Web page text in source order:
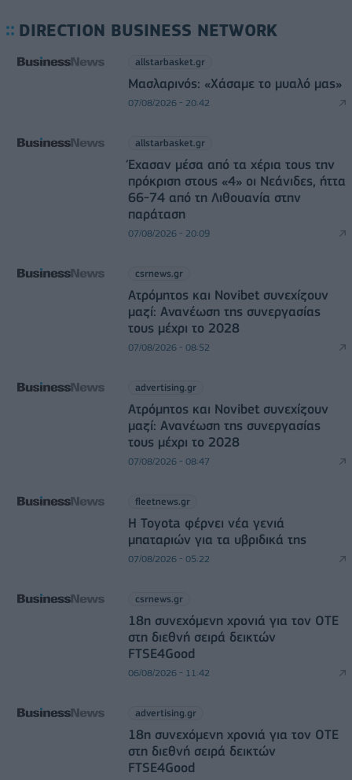
DIRECTION BUSINESS NETWORK
allstarbasket.gr
Μασλαρινός: «Χάσαμε το μυαλό μας»
07/08/2026 - 20:42
allstarbasket.gr
Έχασαν μέσα από τα χέρια τους την
πρόκριση στους «4» οι Νεάνιδες, ήττα
66-74 από τη Λιθουανία στην
παράταση
07/08/2026 - 20:09
csrnews.gr
Ατρόμητος και Novibet συνεχίζουν
μαζί: Ανανέωση της συνεργασίας
τους μέχρι το 2028
07/08/2026 - 08:52
advertising.gr
Ατρόμητος και Novibet συνεχίζουν
μαζί: Ανανέωση της συνεργασίας
τους μέχρι το 2028
07/08/2026 - 08:47
fleetnews.gr
Η Toyota φέρνει νέα γενιά
μπαταριών για τα υβριδικά της
07/08/2026 - 05:22
csrnews.gr
18η συνεχόμενη χρονιά για τον ΟΤΕ
στη διεθνή σειρά δεικτών
FTSE4Good
06/08/2026 - 11:42
advertising.gr
18η συνεχόμενη χρονιά για τον ΟΤΕ
στη διεθνή σειρά δεικτών
FTSE4Good